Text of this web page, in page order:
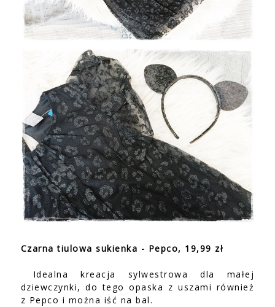
Czarna tiulowa sukienka - Pepco, 19,99 zł
Idealna kreacja sylwestrowa dla małej
dziewczynki, do tego opaska z uszami również
z Pepco i można iść na bal.